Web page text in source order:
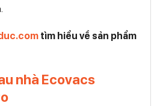
tìm hiểu về sản phẩm
nhà Ecovacs